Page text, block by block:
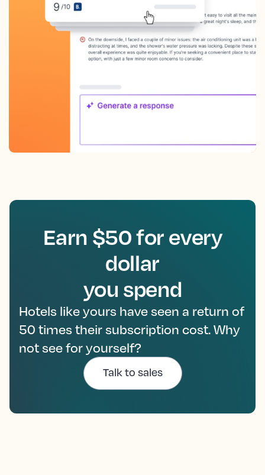
Earn $50 for every
dollar
you spend
Hotels like yours have seen a return of
50 times their subscription cost. Why
not see for yourself?
Talk to sales